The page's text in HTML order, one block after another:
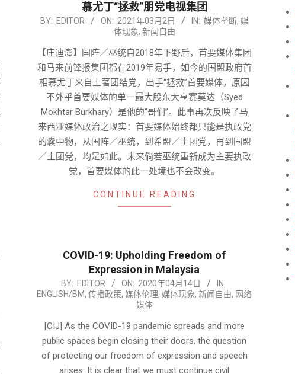
慕尤丁“拯救”朋党电视集团
2021-
02
BY: EDITOR ON: 2021年03月2日 IN: 媒体垄断, 媒
体现象, 新闻自由
【庄迪澎】国阵／巫统自2018年下野后，首要媒体集团
和马来前锋报集团都在2019年易手，如今的国盟政府首
相慕尤丁来自土著团结党，出手“拯救”首要媒体，原因
不外乎首要媒体的单一最大股东大亨赛莫达（Syed
Mokhtar Burkhary）是他的“哥们”。此事再次反映了马
来西亚媒体政治之现实：首要媒体始终都只能是执政党
的囊中物，从国阵／巫统，到希盟／土团党，再到国盟
／土团党，均是如此。未来倘若巫统重新成为主要执政
党，首要媒体的此一处境也不会改变。
CONTINUE READING
COVID-19: Upholding Freedom of
Expression in Malaysia
04-
BY: EDITOR ON: 2020年04月14日
IN:
ENGLISH/BM, 传播政策, 媒体伦理, 媒体现象, 新闻自由, 网络
媒体
[CIJ] As the COVID-19 pandemic spreads and more
public spaces begin closing their doors, the question
of protecting our freedom of expression and speech
arises. It is clear that we must continue civil